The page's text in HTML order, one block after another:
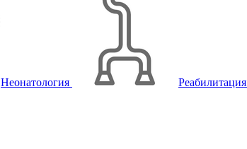
Неонатология Реабилитация